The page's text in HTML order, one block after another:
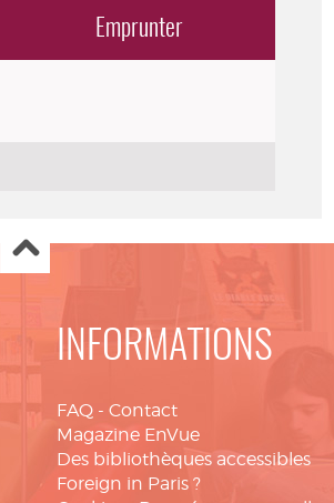
Emprunter
INFORMATIONS
FAQ - Contact
Magazine EnVue
Des bibliothèques accessibles
Foreign in Paris ?